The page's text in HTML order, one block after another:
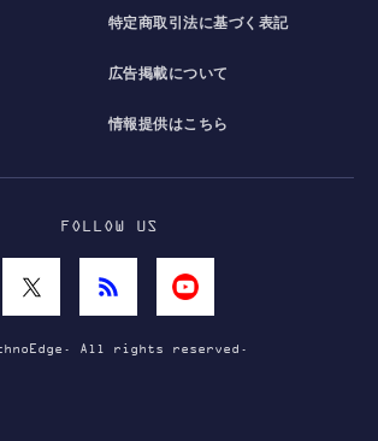
特定商取引法に基づく表記
広告掲載について
情報提供はこちら
FOLLOW US
All rights reserved.